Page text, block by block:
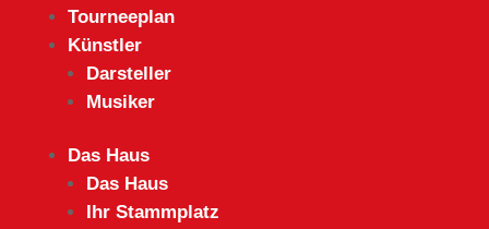
Tourneeplan
Künstler
Darsteller
Musiker
Das Haus
Das Haus
Ihr Stammplatz